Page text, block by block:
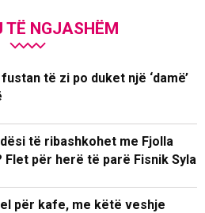
TË NGJASHËM
të zi po duket një ‘damë’
të ribashkohet me Fjolla
Flet për herë të parë Fisnik Syla
për kafe, me këtë veshje